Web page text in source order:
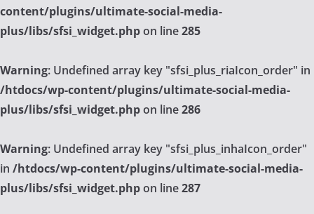
content/plugins/ultimate-social-media-
plus/libs/sfsi_widget.phpon line285
Warning: Undefined array key "sfsi_plus_riaIcon_order" in
/htdocs/wp-content/plugins/ultimate-social-media-
plus/libs/sfsi_widget.phpon line286
Warning: Undefined array key "sfsi_plus_inhaIcon_order"
in /htdocs/wp-content/plugins/ultimate-social-media-
plus/libs/sfsi_widget.phpon line287